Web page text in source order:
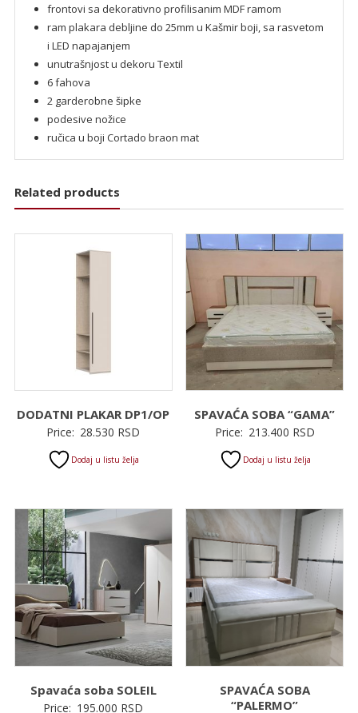
frontovi sa dekorativno profilisanim MDF ramom
ram plakara debljine do 25mm u Kašmir boji, sa rasvetom
i LED napajanjem
unutrašnjost u dekoru Textil
6 fahova
2 garderobne šipke
podesive nožice
ručica u boji Cortado braon mat
Related products
DODATNI PLAKAR DP1/OP
Price: 28.530 RSD
Dodaj u listu želja
SPAVAĆA SOBA “GAMA”
Price: 213.400 RSD
Dodaj u listu želja
Spavaća soba SOLEIL
Price: 195.000 RSD
SPAVAĆA SOBA
“PALERMO”